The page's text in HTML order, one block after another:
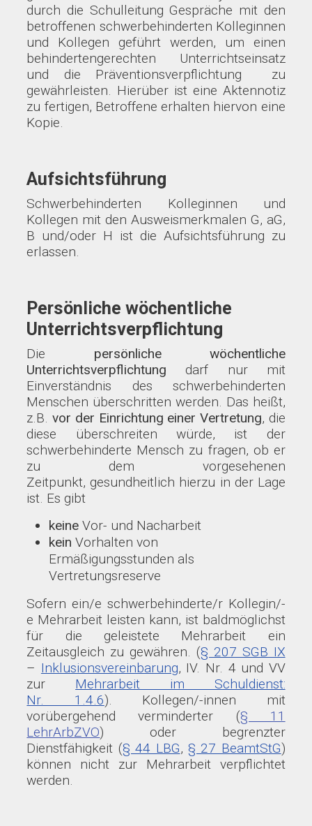
durch die Schulleitung Gespräche mit den
betroffenen schwerbehinderten Kolleginnen
und Kollegen geführt werden, um einen
behindertengerechten Unterrichtseinsatz
und die Präventionsverpflichtung zu
gewährleisten. Hierüber ist eine Aktennotiz
zu fertigen, Betroffene erhalten hiervon eine
Kopie.
Aufsichtsführung
Schwerbehinderten Kolleginnen und
Kollegen mit den Ausweismerkmalen G, aG,
B und/oder H ist die Aufsichtsführung zu
erlassen.
Persönliche wöchentliche
Unterrichtsverpflichtung
Die persönliche wöchentliche
Unterrichtsverpflichtung darf nur mit
Einverständnis des schwerbehinderten
Menschen überschritten werden. Das heißt,
z.B.vor der Einrichtung einer Vertretung, die
diese überschreiten würde, ist der
schwerbehinderte Mensch zu fragen, ob er
zu dem vorgesehenen
Zeitpunkt, gesundheitlich hierzu in der Lage
ist. Es gibt
keine Vor- und Nacharbeit
kein Vorhalten von
Ermäßigungsstunden als
Vertretungsreserve
Sofern ein/e schwerbehinderte/r Kollegin/-
e Mehrarbeit leisten kann, ist baldmöglichst
für die geleistete Mehrarbeit ein
Zeitausgleich zu gewähren. (§ 207 SGB IX
– Inklusionsvereinbarung, IV. Nr. 4 und VV
zur Mehrarbeit im Schuldienst:
Nr. 1.4.6). Kollegen/-innen mit
vorübergehend verminderter (§ 11
LehrArbZVO) oder begrenzter
Dienstfähigkeit (§ 44 LBG, § 27 BeamtStG)
können nicht zur Mehrarbeit verpflichtet
werden.